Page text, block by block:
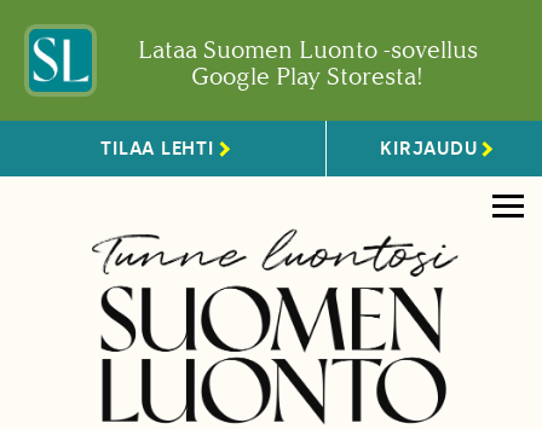
Lataa Suomen Luonto -sovellus
Google Play Storesta!
TILAA LEHTI KIRJAUDU